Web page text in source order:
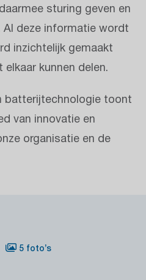
sturing geven en
deze informatie wordt
inzichtelijk gemaakt
kunnen delen.
batterijtechnologie toont
van innovatie en
organisatie en de
5 foto’s